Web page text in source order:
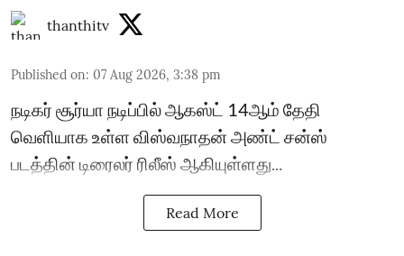
thanthitv
Published on: 07 Aug 2026, 3:38 pm
நடிகர் சூர்யா நடிப்பில் ஆகஸ்ட் 14ஆம் தேதி
வெளியாக உள்ள விஸ்வநாதன் அண்ட் சன்ஸ்
படத்தின் டிரைலர் ரிலீஸ் ஆகியுள்ளது...
Read More